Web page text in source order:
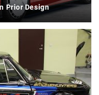
Prior Design